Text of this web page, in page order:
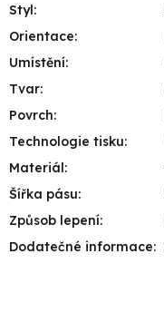
Styl:
Orientace:
Umístění:
Tvar:
Povrch:
Technologie tisku:
Materiál:
Šířka pásu:
Způsob lepení:
Dodatečné informace: